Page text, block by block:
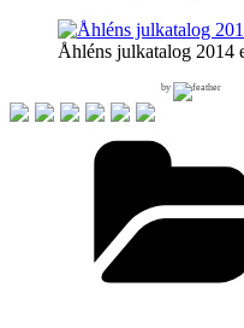
Åhléns julkatalog 2014
by